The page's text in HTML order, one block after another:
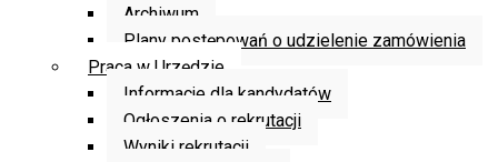
Archiwum
Plany postępowań o udzielenie zamówienia
Praca w Urzędzie
Informacje dla kandydatów
Ogłoszenia o rekrutacji
Wyniki rekrutacji